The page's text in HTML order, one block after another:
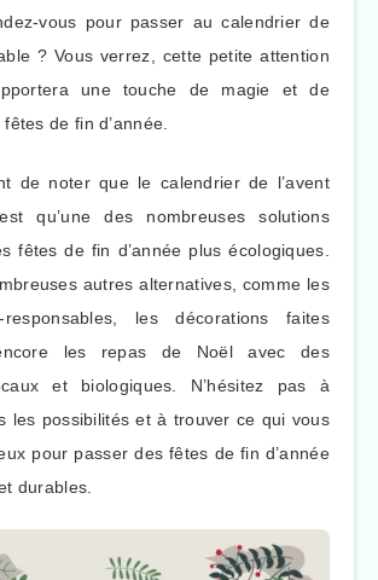
vous pour passer au calendrier de
? Vous verrez, cette petite attention
une touche de magie et de
de fin d’année.
de noter que le calendrier de l’avent
qu’une des nombreuses solutions
fêtes de fin d’année plus écologiques.
autres alternatives, comme les
responsables, les décorations faites
les repas de Noël avec des
et biologiques. N’hésitez pas à
les possibilités et à trouver ce qui vous
pour passer des fêtes de fin d’année
durables.